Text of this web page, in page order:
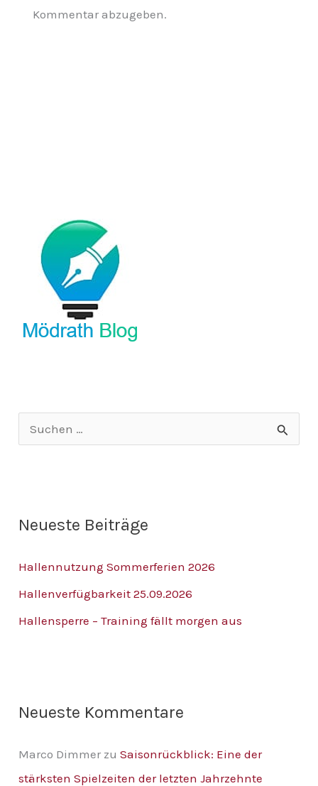
Kommentar abzugeben.
e
a
c
Neueste Beiträge
Hallennutzung Sommerferien 2026
Hallenverfügbarkeit 25.09.2026
Hallensperre – Training fällt morgen aus
Neueste Kommentare
Marco Dimmer zuSaisonrückblick: Eine der
stärksten Spielzeiten der letzten Jahrzehnte